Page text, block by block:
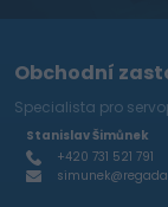
Obchodní
Specialista pro
Stanislav Šimůnek
+420 731 521 791